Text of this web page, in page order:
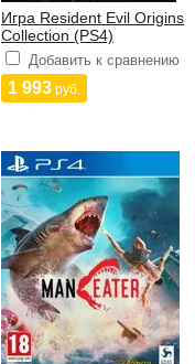
Игра Resident Evil Origins
Collection (PS4)
Добавить к сравнению
1 993 руб.